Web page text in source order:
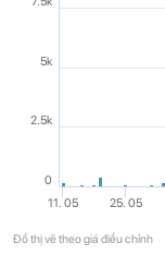
11. 05 25. 05
0
2.5k
5k
Đồ thị vẽ theo giá điều chỉnh